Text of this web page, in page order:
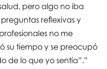
pero algo no iba
reflexivas y
no me
su tiempo y se preocupó
de lo que yo sentía”.”